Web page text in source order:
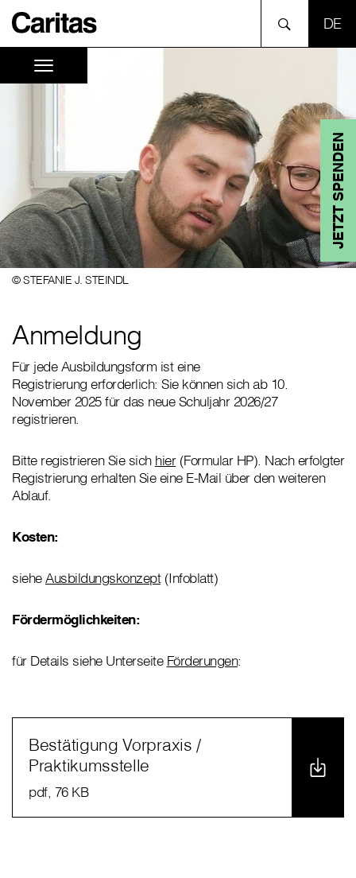
JETZT SPENDEN
Anmeldung
© STEFANIE J. STEINDL
Für jede Ausbildungsform ist eine
Registrierung erforderlich: Sie können sich ab 10.
November 2025 für das neue Schuljahr 2026/27
registrieren.
Bitte registrieren Sie sich hier(Formular HP). Nach erfolgter
Registrierung erhalten Sie eine E-Mail über den weiteren
Ablauf.
Kosten:
sieheAusbildungskonzept(Infoblatt)
Fördermöglichkeiten:
für Details siehe Unterseite Förderungen:
Bestätigung Vorpraxis /
Praktikumsstelle
pdf, 76 KB